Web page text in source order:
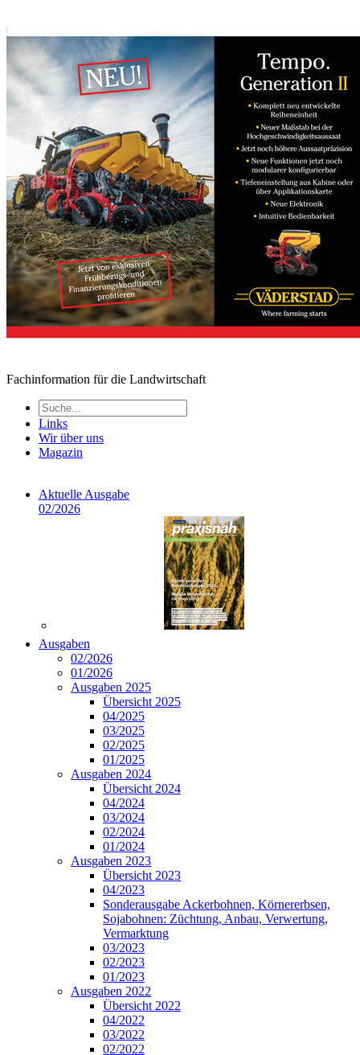
Fachinformation für die Landwirtschaft
Links
Wir über uns
Magazin
Aktuelle Ausgabe
02/2026
Ausgaben
02/2026
01/2026
Ausgaben 2025
Übersicht 2025
04/2025
03/2025
02/2025
01/2025
Ausgaben 2024
Übersicht 2024
04/2024
03/2024
02/2024
01/2024
Ausgaben 2023
Übersicht 2023
04/2023
Sonderausgabe Ackerbohnen, Körnererbsen,
Sojabohnen: Züchtung, Anbau, Verwertung,
Vermarktung
03/2023
02/2023
01/2023
Ausgaben 2022
Übersicht 2022
04/2022
03/2022
02/2022